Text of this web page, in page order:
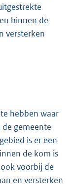
binnen de
versterken
hebben waar
gemeente
is er een
de kom is
ook voorbij de
en versterken